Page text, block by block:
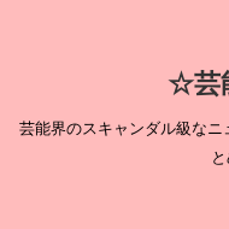
☆芸
芸能界のスキャンダル級なニ